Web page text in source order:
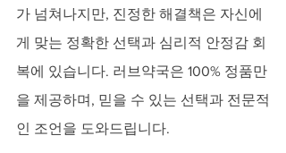
가 넘쳐나지만, 진정한 해결책은 자신에
게 맞는 정확한 선택과 심리적 안정감 회
복에 있습니다. 러브약국은 100% 정품만
을 제공하며, 믿을 수 있는 선택과 전문적
인 조언을 도와드립니다.